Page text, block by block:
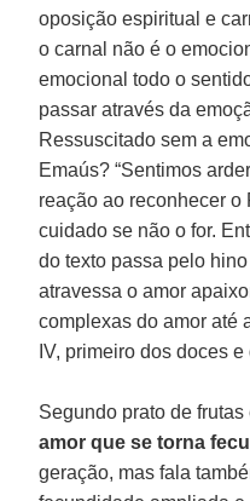
oposição espiritual e
o carnal não é o
emocional todo o
passar através da
Ressuscitado sem a
Emaús? “Sentimos
reação ao reconhecer
cuidado se não o for.
do texto passa pelo
atravessa o amor
complexas do amor até
IV, primeiro dos doces e
Segundo prato de
amor que se torna
geração, mas fala